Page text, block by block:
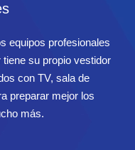
equipos profesionales
su propio vestidor
con TV, sala de
preparar mejor los
más.